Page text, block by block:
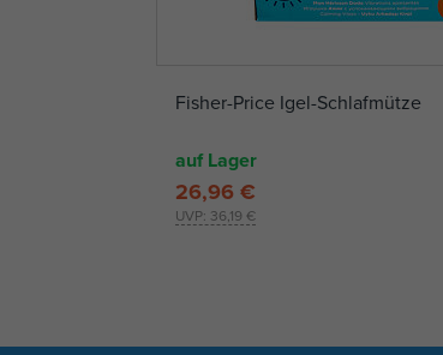
Fisher-Price Igel-Schlafmütze
auf Lager
UVP: 36,19 €
26,96 €